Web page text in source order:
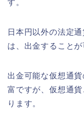
す。
日本円以外の法定
は、出金することが
出金可能な仮想通
富ですが、仮想通貨
ります。